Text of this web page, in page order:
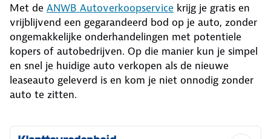
Met de ANWB Autoverkoopservice krijg je gratis en
vrijblijvend een gegarandeerd bod op je auto, zonder
ongemakkelijke onderhandelingen met potentiele
kopers of autobedrijven. Op die manier kun je simpel
en snel je huidige auto verkopen als de nieuwe
leaseauto geleverd is en kom je niet onnodig zonder
auto te zitten.